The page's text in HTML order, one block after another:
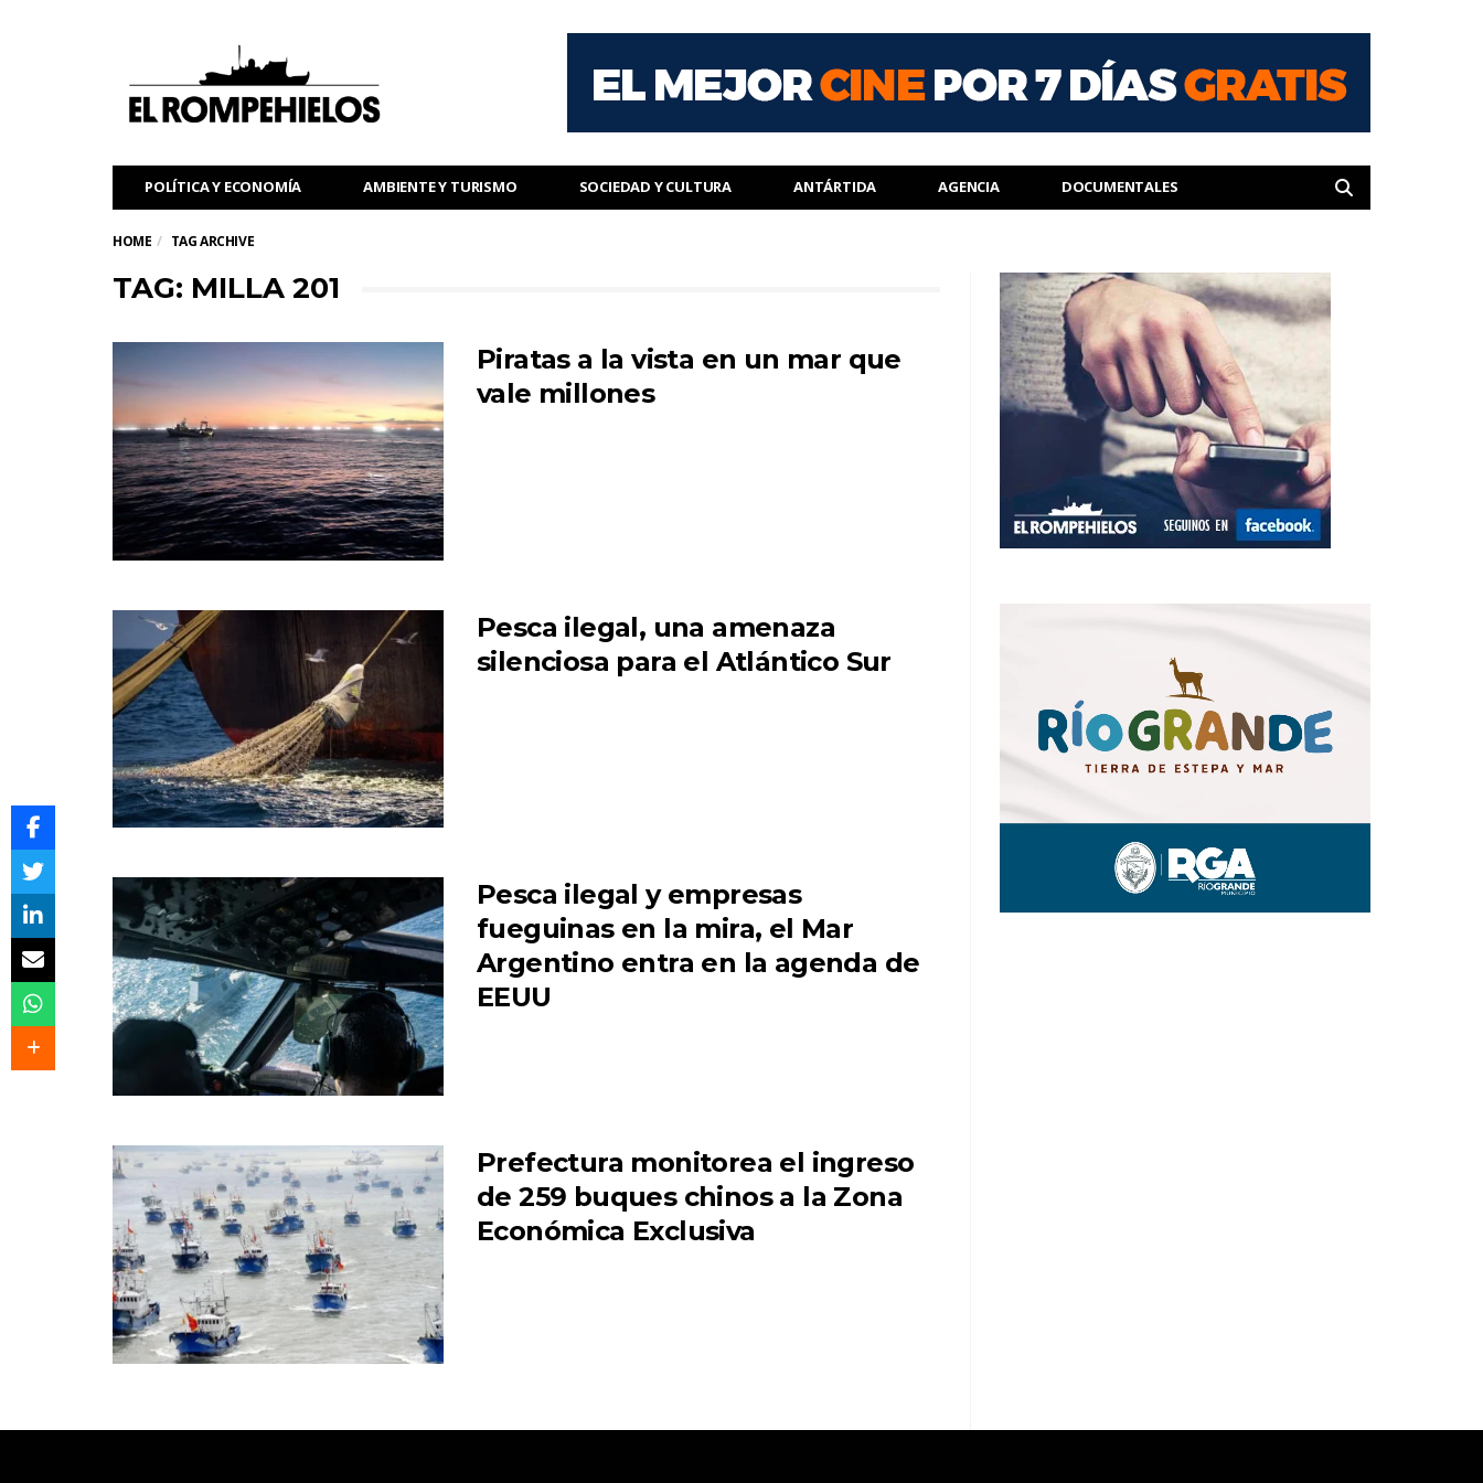
POLÍTICA Y ECONOMÍA AMBIENTE Y TURISMO SOCIEDAD Y CULTURA ANTÁRTIDA AGENCIA DOCUMENTALES
HOME TAG ARCHIVE
TAG: MILLA 201
Piratas a la vista en un mar que
vale millones
Pesca ilegal, una amenaza
silenciosa para el Atlántico Sur
Pesca ilegal y empresas
fueguinas en la mira, el Mar
Argentino entra en la agenda de
EEUU
Prefectura monitorea el ingreso
de 259 buques chinos a la Zona
Económica Exclusiva